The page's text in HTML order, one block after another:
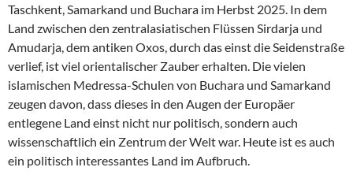
Taschkent, Samarkand und Buchara im Herbst 2025. In dem
Land zwischen den zentralasiatischen Flüssen Sirdarja und
Amudarja, dem antiken Oxos, durch das einst die Seidenstraße
verlief, ist viel orientalischer Zauber erhalten. Die vielen
islamischen Medressa-Schulen von Buchara und Samarkand
zeugen davon, dass dieses in den Augen der Europäer
entlegene Land einst nicht nur politisch, sondern auch
wissenschaftlich ein Zentrum der Welt war. Heute ist es auch
ein politisch interessantes Land im Aufbruch.